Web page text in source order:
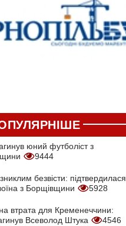
юний футболіст з
9444
безвісти: підтвердилася
з Борщівщини
5928
втрата для Кременеччини:
Всеволод Штука
4546